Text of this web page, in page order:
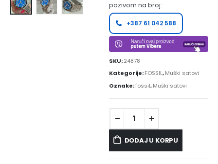
pozivom na broj:
+387 61 042 588
SKU:24878
Kategorije:FOSSIL,Muški satovi
Oznake:fossil,Muški satovi
DODAJ U KORPU